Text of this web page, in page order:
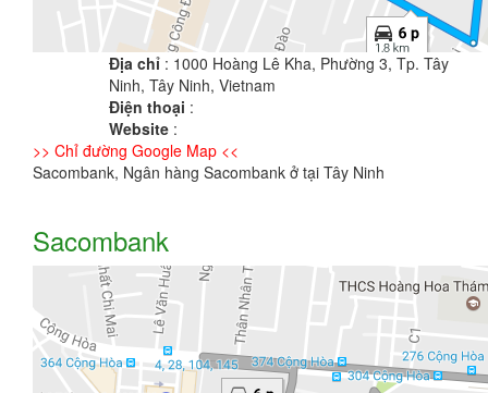
Địa chỉ : 1000 Hoàng Lê Kha, Phường 3, Tp. Tây
Ninh, Tây Ninh, Vietnam
Điện thoại :
Website :
>> Chỉ đường Google Map <<
Sacombank, Ngân hàng Sacombank ở tại Tây Ninh
Sacombank